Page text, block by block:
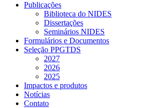
Publicações
Biblioteca do NIDES
Dissertações
Seminários NIDES
Formulários e Documentos
Seleção PPGTDS
2027
2026
2025
Impactos e produtos
Notícias
Contato